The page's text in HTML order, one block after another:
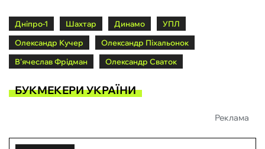
Дніпро-1 Шахтар Динамо
УПЛ
Олександр Кучер
Олександр Піхальонок
В’ячеслав Фрідман
Олександр Сваток
БУКМЕКЕРИ УКРАЇНИ
Реклама